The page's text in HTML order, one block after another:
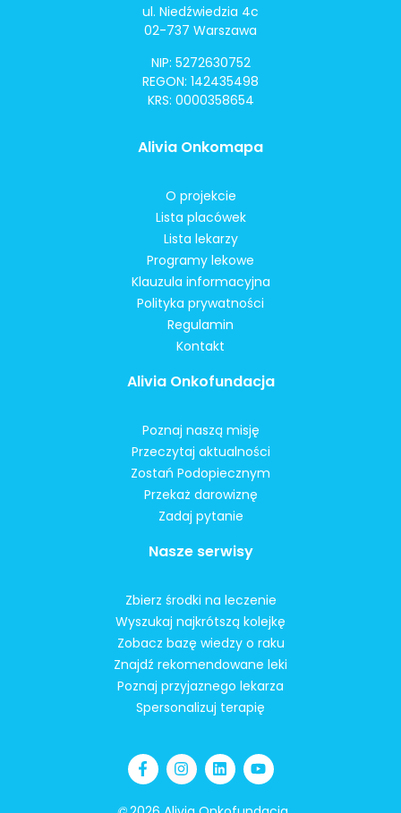
ul. Niedźwiedzia 4c
02-737 Warszawa
NIP: 5272630752
REGON: 142435498
KRS: 0000358654
Alivia Onkomapa
O projekcie
Lista placówek
Lista lekarzy
Programy lekowe
Klauzula informacyjna
Polityka prywatności
Regulamin
Kontakt
Alivia Onkofundacja
Poznaj naszą misję
Przeczytaj aktualności
Zostań Podopiecznym
Przekaż darowiznę
Zadaj pytanie
Nasze serwisy
Zbierz środki na leczenie
Wyszukaj najkrótszą kolejkę
Zobacz bazę wiedzy o raku
Znajdź rekomendowane leki
Poznaj przyjaznego lekarza
Spersonalizuj terapię